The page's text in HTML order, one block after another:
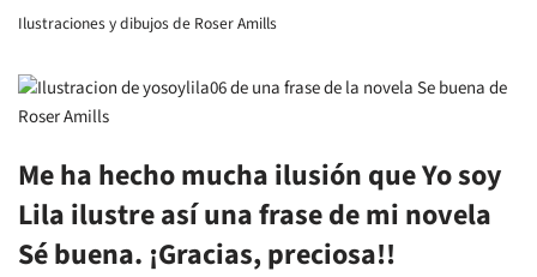
Ilustraciones y dibujos de Roser Amills
Me ha hecho mucha ilusión que Yo soy
Lila ilustre así una frase de mi novela
Sé buena. ¡Gracias, preciosa!!